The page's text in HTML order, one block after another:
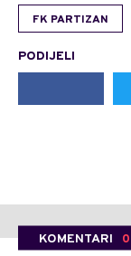
FK PARTIZAN
PODIJELI
KOMENTARI 0